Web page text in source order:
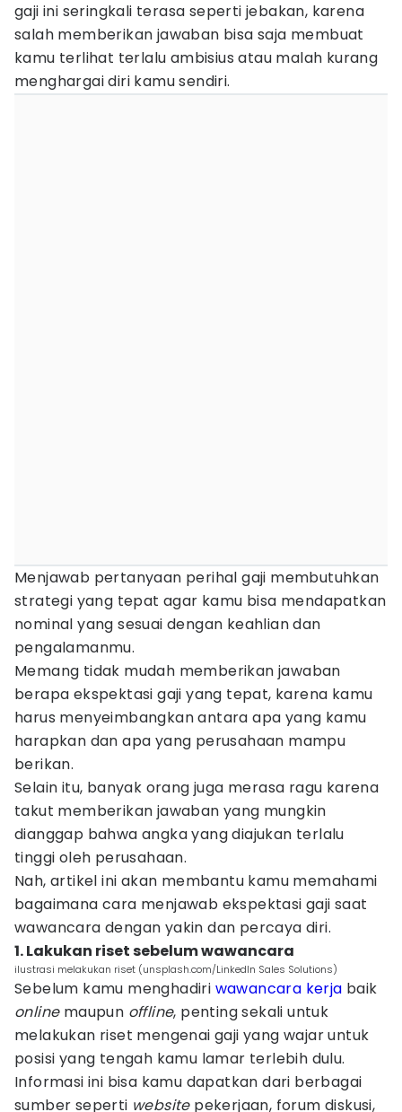
gaji ini seringkali terasa seperti jebakan, karena
salah memberikan jawaban bisa saja membuat
kamu terlihat terlalu ambisius atau malah kurang
menghargai diri kamu sendiri.
Menjawab pertanyaan perihal gaji membutuhkan
strategi yang tepat agar kamu bisa mendapatkan
nominal yang sesuai dengan keahlian dan
pengalamanmu.
Memang tidak mudah memberikan jawaban
berapa ekspektasi gaji yang tepat, karena kamu
harus menyeimbangkan antara apa yang kamu
harapkan dan apa yang perusahaan mampu
berikan.
Selain itu, banyak orang juga merasa ragu karena
takut memberikan jawaban yang mungkin
dianggap bahwa angka yang diajukan terlalu
tinggi oleh perusahaan.
Nah, artikel ini akan membantu kamu memahami
bagaimana cara menjawab ekspektasi gaji saat
wawancara dengan yakin dan percaya diri.
1. Lakukan riset sebelum wawancara
ilustrasi melakukan riset (unsplash.com/LinkedIn Sales Solutions)
Sebelum kamu menghadiri wawancara kerja baik
onlinemaupun offline, penting sekali untuk
melakukan riset mengenai gaji yang wajar untuk
posisi yang tengah kamu lamar terlebih dulu.
Informasi ini bisa kamu dapatkan dari berbagai
sumber seperti websitepekerjaan, forum diskusi,